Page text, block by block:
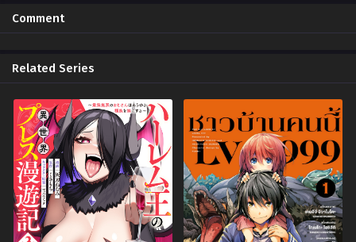
กุมภาพันธ์ 26, 2024
กุมภาพันธ์ 26, 2024
Chapter 234
กุมภาพันธ์ 26, 2024 กุมภาพันธ์ 26, 2024
Chapter 232
มิถุนายน 30, 2023
Chapter 231
มิถุนายน 30, 2023
Chapter 230
มิถุนายน 30, 2023
Chapter 229
มิถุนายน 30, 2023
Comment
Related Series